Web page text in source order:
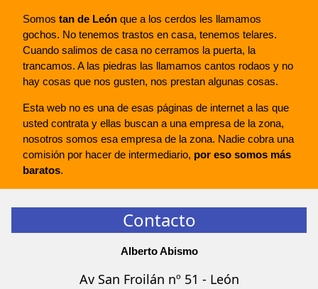
Somos tan de León que a los cerdos les llamamos
gochos. No tenemos trastos en casa, tenemos telares.
Cuando salimos de casa no cerramos la puerta, la
trancamos. A las piedras las llamamos cantos rodaos y no
hay cosas que nos gusten, nos prestan algunas cosas.
Esta web no es una de esas páginas de internet a las que
usted contrata y ellas buscan a una empresa de la zona,
nosotros somos esa empresa de la zona. Nadie cobra una
comisión por hacer de intermediario, por eso somos más
baratos.
Contacto
Alberto Abismo
Av San Froilán nº 51 - León